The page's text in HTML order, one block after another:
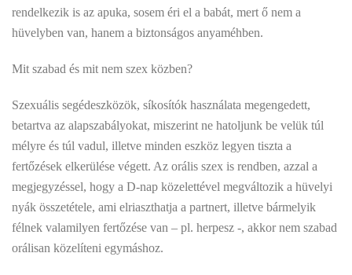
rendelkezik is az apuka, sosem éri el a babát, mert ő nem a
hüvelyben van, hanem a biztonságos anyaméhben.
Mit szabad és mit nem szex közben?
Szexuális segédeszközök, síkosítók használata megengedett,
betartva az alapszabályokat, miszerint ne hatoljunk be velük túl
mélyre és túl vadul, illetve minden eszköz legyen tiszta a
fertőzések elkerülése végett. Az orális szex is rendben, azzal a
megjegyzéssel, hogy a D-nap közelettével megváltozik a hüvelyi
nyák összetétele, ami elriaszthatja a partnert, illetve bármelyik
félnek valamilyen fertőzése van – pl. herpesz -, akkor nem szabad
orálisan közelíteni egymáshoz.